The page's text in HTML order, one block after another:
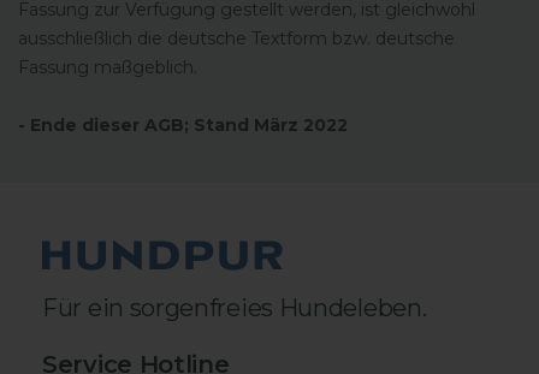
Fassung zur Verfügung gestellt werden, ist gleichwohl
ausschließlich die deutsche Textform bzw. deutsche
Fassung maßgeblich.
- Ende dieser AGB; Stand März 2022
Für ein sorgenfreies Hundeleben.
Service Hotline
4,8
Astrid
Hundpur® Verdauung 3 für 2
Gras und hat auch sonst weniger Probleme